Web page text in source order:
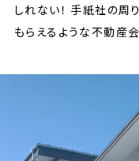
しれない！ 手紙社の周
もらえるような不動産会